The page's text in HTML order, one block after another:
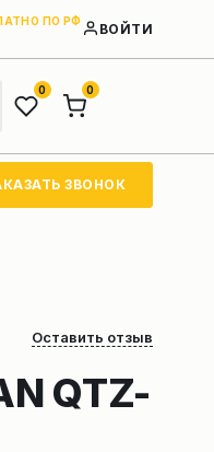
ПО РФ ВОЙТИ
0 0
ЗВОНОК
Оставить отзыв
QTZ-